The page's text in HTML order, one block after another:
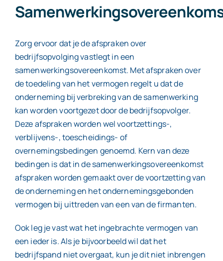
Zorg ervoor dat je de afspraken over
bedrijfsopvolging vastlegt in een
samenwerkingsovereenkomst. Met afspraken over
de toedeling van het vermogen regelt u dat de
onderneming bij verbreking van de samenwerking
kan worden voortgezet door de bedrijfsopvolger.
Deze afspraken worden wel voortzettings-,
verblijvens-, toescheidings- of
overnemingsbedingen genoemd. Kern van deze
bedingen is dat in de samenwerkingsovereenkomst
afspraken worden gemaakt over de voortzetting van
de onderneming en het ondernemingsgebonden
vermogen bij uittreden van een van de firmanten.
Ook leg je vast wat het ingebrachte vermogen van
een ieder is. Als je bijvoorbeeld wil dat het
bedrijfspand niet overgaat, kun je dit niet inbrengen